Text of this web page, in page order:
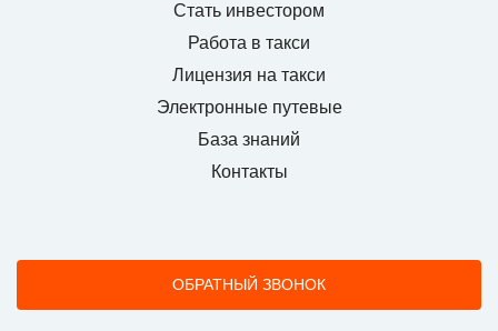
Стать инвестором
Работа в такси
Лицензия на такси
Электронные путевые
База знаний
Контакты
ОБРАТНЫЙ ЗВОНОК